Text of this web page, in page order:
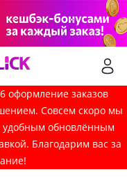
оформление заказов
Совсем скоро мы
удобным обновлённым
Благодарим вас за